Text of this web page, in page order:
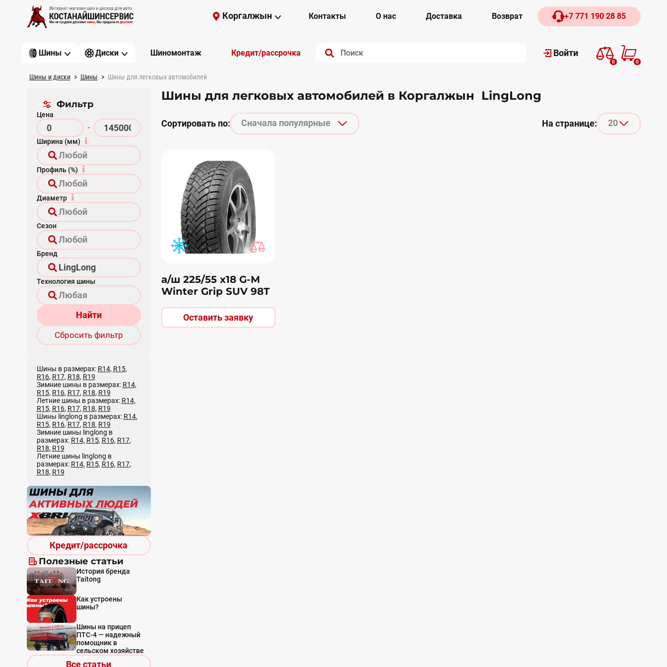
Коргалжын Контакты О нас Доставка Возврат +7 771 190 28 85
Шины Диски Шиномонтаж Кредит/рассрочка Войти
0 0
Шины и диски Шины Шины для легковых автомобилей
Фильтр
Цена
-
Ширина (мм)
Профиль (%)
Диаметр
Сезон
Бренд
Технология шины
Найти
Сбросить фильтр
Шины в размерах: R14, R15,
R16, R17, R18, R19
Зимние шины в размерах: R14,
R15, R16, R17, R18, R19
Летние шины в размерах: R14,
R15, R16, R17, R18, R19
Шины linglong в размерах: R14,
R15, R16, R17, R18, R19
Зимние шины linglong в
размерах: R14, R15, R16, R17,
R18, R19
Летние шины linglong в
размерах: R14, R15, R16, R17,
R18, R19
Кредит/рассрочка
Полезные статьи
История бренда
Taitong
Как устроены
шины?
Шины на прицеп
ПТС-4 — надежный
помощник в
сельском хозяйстве
Все статьи
Шины для легковых автомобилей в Коргалжын LingLong
Сортировать по: Сначала популярные На странице: 20
а/ш 225/55 х18 G-M
Winter Grip SUV 98Т
Оставить заявку